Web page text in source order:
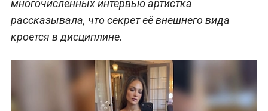
многочисленных интервью артистка
рассказывала, что секрет её внешнего вида
кроется в дисциплине.